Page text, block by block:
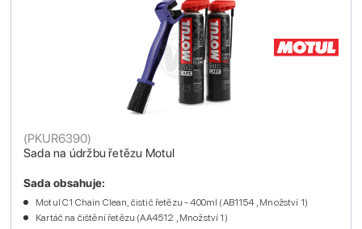
Sada na údržbu řetězu Motul
(PKUR6390)
Sada obsahuje:
Motul C1 Chain Clean, čistič řetězu - 400ml (AB1154 , Množství 1)
Kartáč na čištění řetězu (AA4512 , Množství 1)